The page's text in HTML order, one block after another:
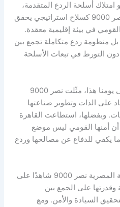
أسلحة الردع المتقدمة،
تبرز القنبلة الفراغية المصرية نصر 9000 كسلاح استراتيجي يحقق
في بيئة إقليمية معقدة.
منظومة ردع متكاملة تجمع بين
دون التورط في تبعات الأسلحة
منذ بداياتها في الثمانينيات وحتى يومنا هذا، مثّلت نصر 9000
على الذات وتطوير صناعتها
وبفضلها، استطاعت القاهرة
أمنها القومي ليس موضع
يكفي للدفاع عن مصالحها وردع
في النهاية، تظل القنبلة الفراغية المصرية نصر 9000 شاهدًا على
وقدرتها على الجمع بين
السيادة والأمن. ومع